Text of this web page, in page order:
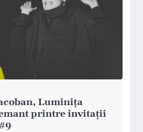
Luminița
printre invitații